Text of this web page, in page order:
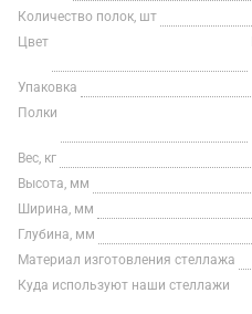
Количество полок, шт
Цвет
Упаковка
Полки
Вес, кг
Высота, мм
Ширина, мм
Глубина, мм
Материал изготовления стеллажа
Куда используют наши стеллажи